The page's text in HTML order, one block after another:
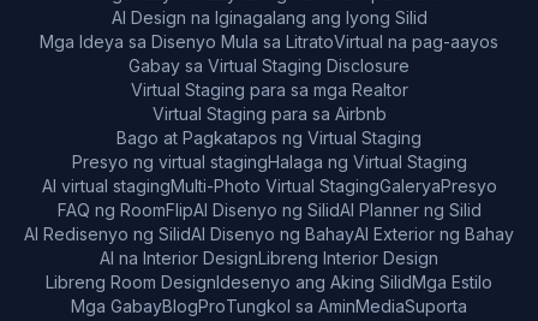
AI Design na Iginagalang ang Iyong Silid
Mga Ideya sa Disenyo Mula sa LitratoVirtual na pag-aayos
Gabay sa Virtual Staging Disclosure
Virtual Staging para sa mga Realtor
Virtual Staging para sa Airbnb
Bago at Pagkatapos ng Virtual Staging
Presyo ng virtual stagingHalaga ng Virtual Staging
AI virtual stagingMulti-Photo Virtual StagingGaleryaPresyo
FAQ ng RoomFlipAI Disenyo ng SilidAI Planner ng Silid
AI Redisenyo ng SilidAI Disenyo ng BahayAI Exterior ng Bahay
AI na Interior DesignLibreng Interior Design
Libreng Room DesignIdesenyo ang Aking SilidMga Estilo
Mga GabayBlogProTungkol sa AminMediaSuporta